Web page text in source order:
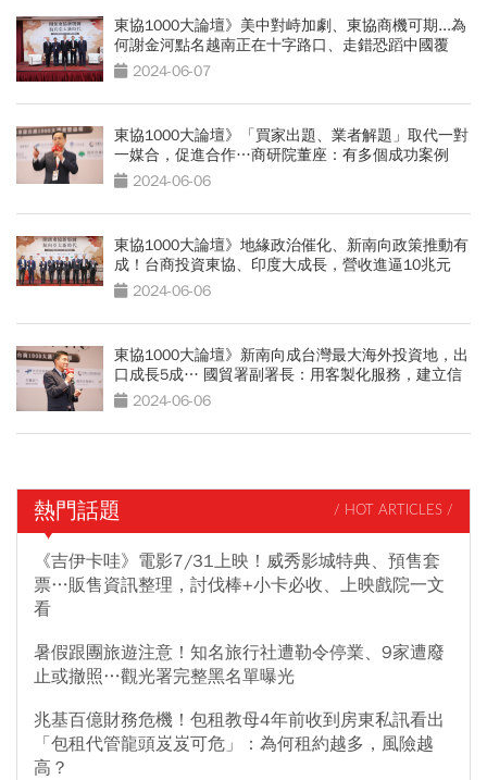
東協1000大論壇》美中對峙加劇、東協商機可期...為
何謝金河點名越南正在十字路口、走錯恐蹈中國覆
轍？2024-06-07
東協1000大論壇》「買家出題、業者解題」取代一對
一媒合，促進合作…商研院董座：有多個成功案例
2024-06-06
東協1000大論壇》地緣政治催化、新南向政策推動有
成！台商投資東協、印度大成長，營收進逼10兆元
2024-06-06
東協1000大論壇》新南向成台灣最大海外投資地，出
口成長5成… 國貿署副署長：用客製化服務，建立信
賴 2024-06-06
熱門話題 / HOT ARTICLES /
《吉伊卡哇》電影7/31上映！威秀影城特典、預售套
票…販售資訊整理，討伐棒+小卡必收、上映戲院一文
看
暑假跟團旅遊注意！知名旅行社遭勒令停業、9家遭廢
止或撤照…觀光署完整黑名單曝光
兆基百億財務危機！包租教母4年前收到房東私訊看出
「包租代管龍頭岌岌可危」：為何租約越多，風險越
高？